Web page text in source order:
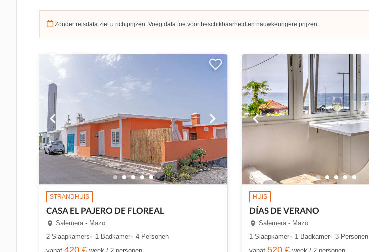
Zonder reisdata ziet u richtprijzen. Voeg data toe voor beschikbaarheid en nauwkeurigere prijzen.
STRANDHUIS
CASA EL PAJERO DE FLOREAL
Salemera - Mazo
2 Slaapkamers
1 Badkamer
4 Personen
vanaf 420 € week / 2 personen
HUIS
DÍAS DE VERANO
Salemera - Mazo
1 Slaapkamer
1 Badkamer
3 Personen
vanaf 520 € week / 2 personen